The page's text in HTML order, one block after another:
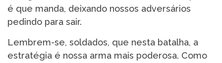
é que manda, deixando nossos adversários
pedindo para sair.
Lembrem-se, soldados, que nesta batalha, a
estratégia é nossa arma mais poderosa. Como